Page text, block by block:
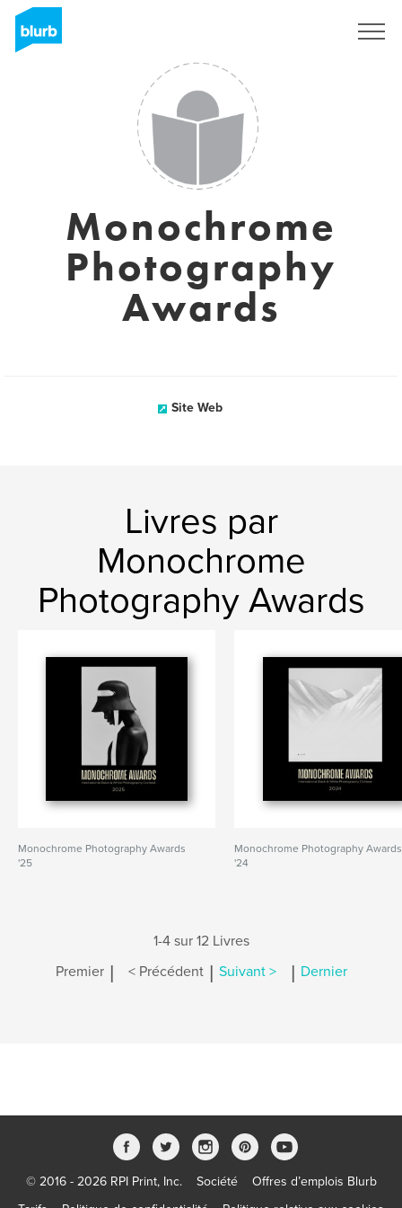
Monochrome
Photography
Awards
Site Web
Livres par
Monochrome
Photography Awards
Monochrome Photography Awards
'25
Monochrome Photography Awards
'24
1-4 sur 12 Livres
Premier | < Précédent | Suivant > | Dernier
© 2016 - 2026 RPI Print, Inc. Société
Offres d’emplois Blurb